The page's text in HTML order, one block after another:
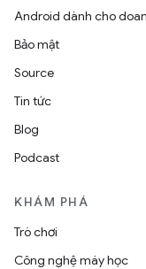
Android dành cho
Bảo mật
Source
Tin tức
Blog
Podcast
KHÁM PHÁ
Trò chơi
Công nghệ máy học